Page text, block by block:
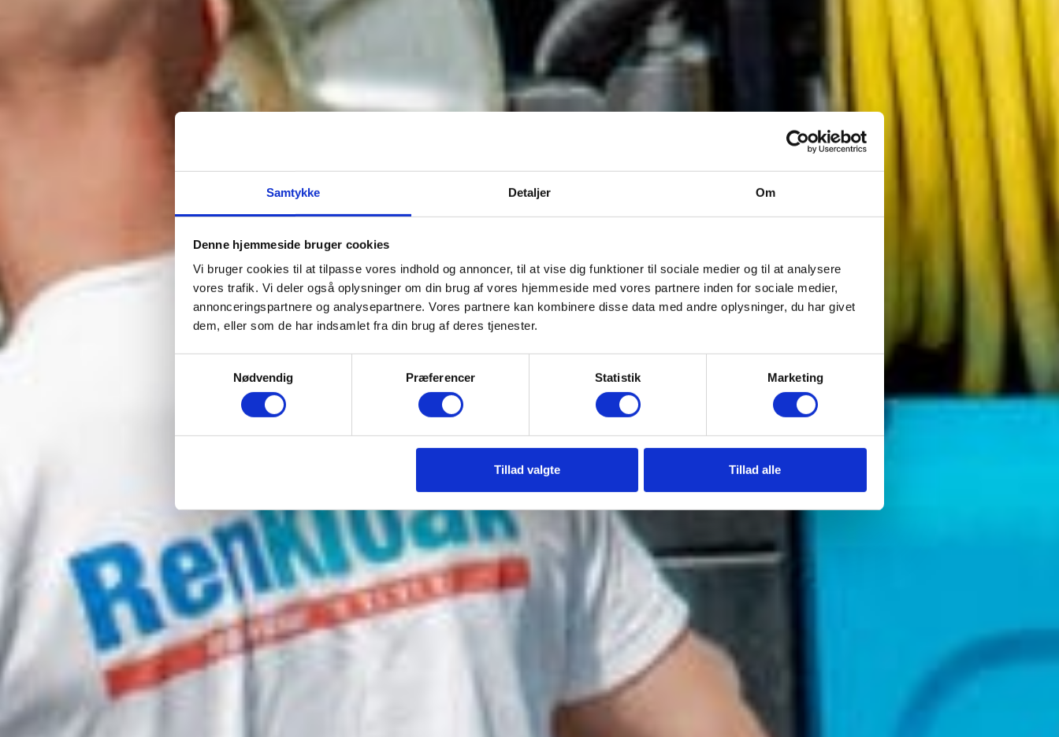
Samtykke Detaljer Om
Denne hjemmeside bruger cookies
Vi bruger cookies til at tilpasse vores indhold og annoncer, til at vise dig funktioner til sociale medier og til at analysere
vores trafik. Vi deler også oplysninger om din brug af vores hjemmeside med vores partnere inden for sociale medier,
annonceringspartnere og analysepartnere. Vores partnere kan kombinere disse data med andre oplysninger, du har givet
dem, eller som de har indsamlet fra din brug af deres tjenester.
Nødvendig
Præferencer Statistik Marketing
Tillad valgte Tillad alle